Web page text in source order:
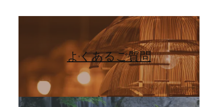
よくあるご質問